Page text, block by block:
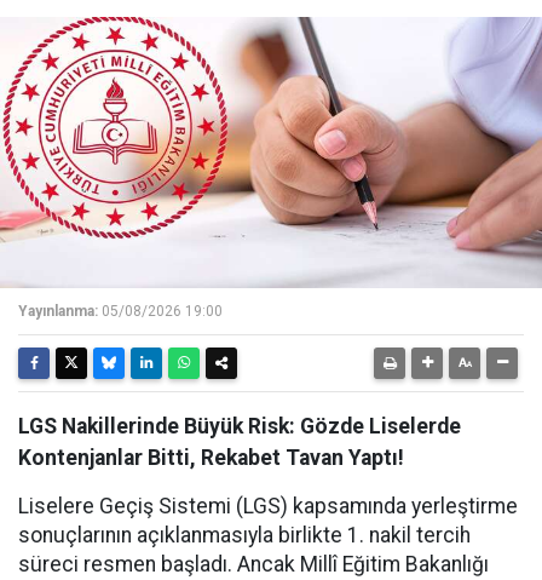
Yayınlanma: 05/08/2026 19:00
LGS Nakillerinde Büyük Risk: Gözde Liselerde
Kontenjanlar Bitti, Rekabet Tavan Yaptı!
Liselere Geçiş Sistemi (LGS) kapsamında yerleştirme
sonuçlarının açıklanmasıyla birlikte 1. nakil tercih
süreci resmen başladı. Ancak Millî Eğitim Bakanlığı